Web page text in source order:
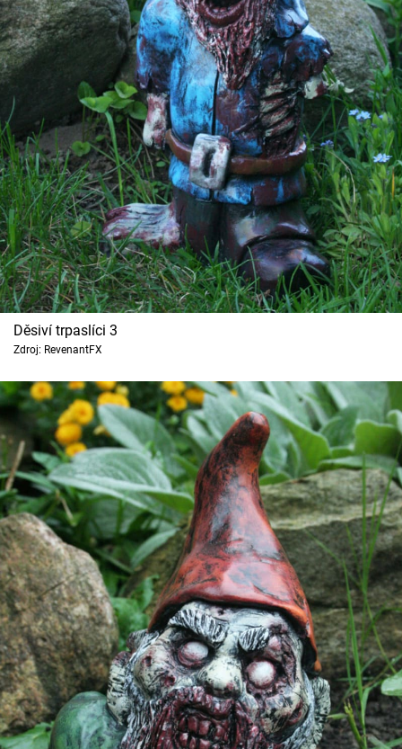
Děsiví trpaslíci 3
Zdroj: RevenantFX